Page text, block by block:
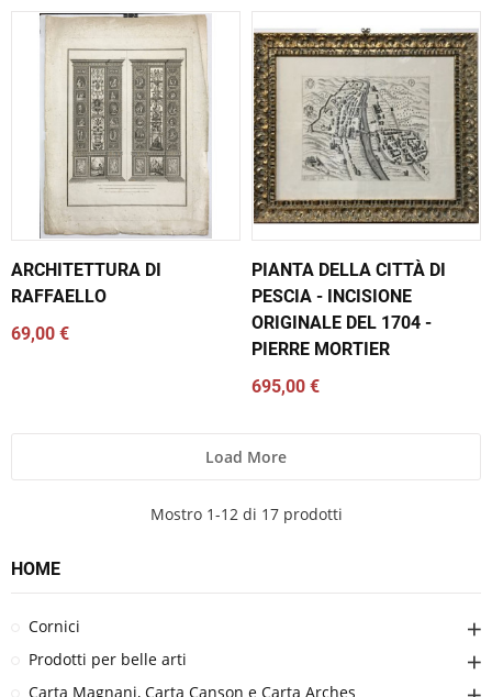
ARCHITETTURA DI
RAFFAELLO
69,00 €
PIANTA DELLA CITTÀ DI
PESCIA - INCISIONE
ORIGINALE DEL 1704 -
PIERRE MORTIER
695,00 €
Load More
Mostro 1-12 di 17 prodotti
HOME
Cornici
Prodotti per belle arti
Carta Magnani, Carta Canson e Carta Arches